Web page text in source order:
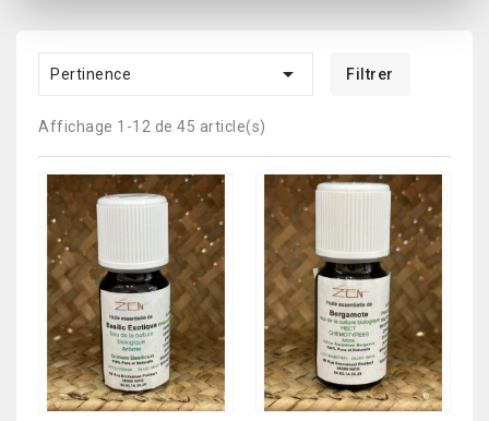
Pertinence  Filtrer
Affichage 1-12 de 45 article(s)